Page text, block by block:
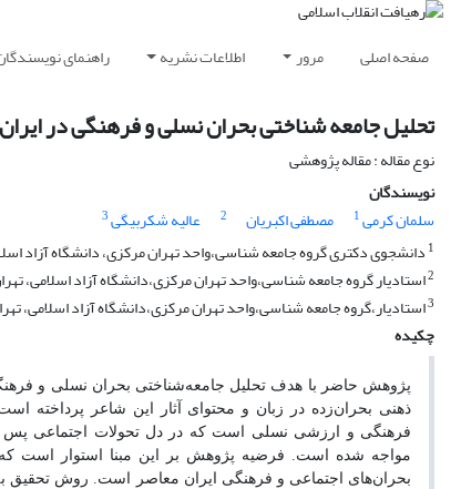
صفحه اصلی مرور اطلاعات نشریه راهنمای
تحلیل جامعه‌ شناختی بحران نسلی و فرهنگی در
نوع مقاله : مقاله پژوهشی
نویسندگان
سلمان کرمی1 مصطفی اکبریان 2 عالیه شکربیگی3
1 دانشجوی دکتری گروه جامعه شناسی،واحد تهران مرکزی، دانشگاه آزاد
2استادیار گروه جامعه شناسی،واحد تهران مرکزی،دانشگاه آزاد اسلامی،
3استادیار،گروه جامعه شناسی،واحد تهران مرکزی،دانشگاه آزاد اسلامی،
چکیده
پژوهش حاضر با هدف تحلیل جامعه‌شناختی بحران نسلی و
ذهنی بحران‌زده در زبان و محتوای آثار این شاعر پرداخته
فرهنگی و ارزشی نسلی است که در دل تحولات اجتماعی پس
مواجه شده است. فرضیه پژوهش بر این مبنا استوار است
بحران‌های اجتماعی و فرهنگی ایران معاصر است. روش تحقیق